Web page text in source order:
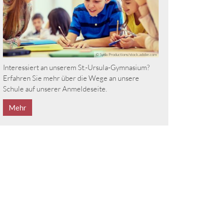
© Syda Productions/stock.adobe.com
Interessiert an unserem St.-Ursula-Gymnasium?
Erfahren Sie mehr über die Wege an unsere
Schule auf unserer Anmeldeseite.
Mehr